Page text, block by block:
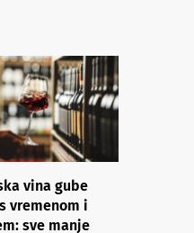
vina gube
vremenom i
sve manje